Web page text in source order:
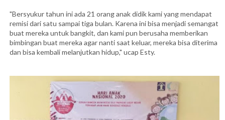
"Bersyukur tahun ini ada 21 orang anak didik kami yang mendapat
remisi dari satu sampai tiga bulan. Karena ini bisa menjadi semangat
buat mereka untuk bangkit, dan kami pun berusaha memberikan
bimbingan buat mereka agar nanti saat keluar, mereka bisa diterima
dan bisa kembali melanjutkan hidup," ucap Esty.